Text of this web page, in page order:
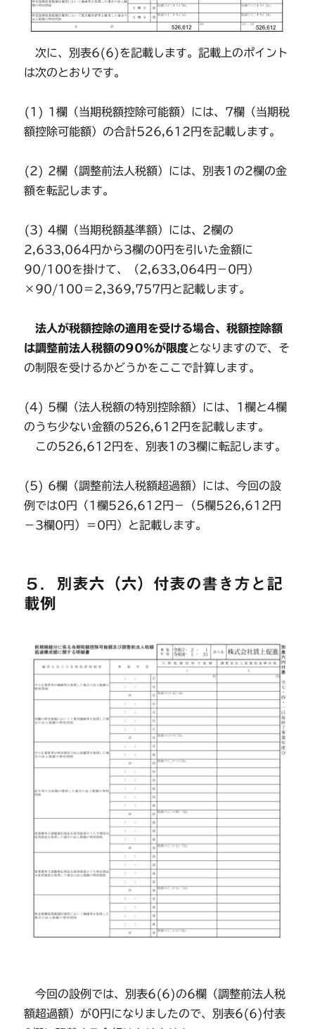
次に、別表6(6)を記載します。記載上のポイント
は次のとおりです。
(1) 1欄（当期税額控除可能額）には、7欄（当期税
額控除可能額）の合計526,612円を記載します。
(2) 2欄（調整前法人税額）には、別表1の2欄の金
額を転記します。
(3) 4欄（当期税額基準額）には、2欄の
2,633,064円から3欄の0円を引いた金額に
90/100を掛けて、（2,633,064円－0円）
×90/100＝2,369,757円と記載します。
法人が税額控除の適用を受ける場合、税額控除額
は調整前法人税額の90％が限度となりますので、そ
の制限を受けるかどうかをここで計算します。
(4) 5欄（法人税額の特別控除額）には、1欄と4欄
のうち少ない金額の526,612円を記載します。
この526,612円を、別表1の3欄に転記します。
(5) 6欄（調整前法人税額超過額）には、今回の設
例では0円（1欄526,612円－（5欄526,612円
－3欄0円）＝0円）と記載します。
５．別表六（六）付表の書き方と記
載例
今回の設例では、別表6(6)の6欄（調整前法人税
額超過額）が0円になりましたので、別表6(6)付表